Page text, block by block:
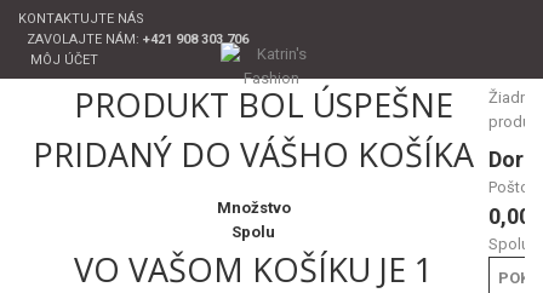
KONTAKTUJTE NÁS
ZAVOLAJTE NÁM: +421 908 303 706
MÔJ ÚČET
Žiadne
0,00
Spolu
PRODUKT BOL ÚSPEŠNE
PRIDANÝ DO VÁŠHO KOŠÍKA
Množstvo
Spolu
VO VAŠOM KOŠÍKU JE 1